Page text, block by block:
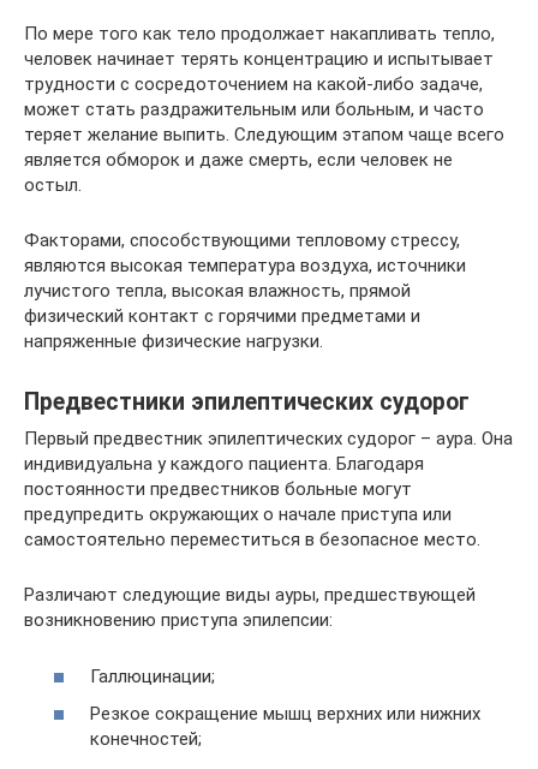
По мере того как тело продолжает накапливать тепло,
человек начинает терять концентрацию и испытывает
трудности с сосредоточением на какой-либо задаче,
может стать раздражительным или больным, и часто
теряет желание выпить. Следующим этапом чаще всего
является обморок и даже смерть, если человек не
остыл.
Факторами, способствующими тепловому стрессу,
являются высокая температура воздуха, источники
лучистого тепла, высокая влажность, прямой
физический контакт с горячими предметами и
напряженные физические нагрузки.
Предвестники эпилептических судорог
Первый предвестник эпилептических судорог – аура. Она
индивидуальна у каждого пациента. Благодаря
постоянности предвестников больные могут
предупредить окружающих о начале приступа или
самостоятельно переместиться в безопасное место.
Различают следующие виды ауры, предшествующей
возникновению приступа эпилепсии:
Галлюцинации;
Резкое сокращение мышц верхних или нижних
конечностей;